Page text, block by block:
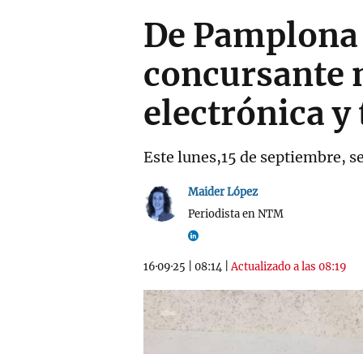
De
concursante
electrónica y
Este lunes,15 de septiembre,
Maider López
Periodista en NTM
16·09·25 08:14 |Actualizado a las 08:19